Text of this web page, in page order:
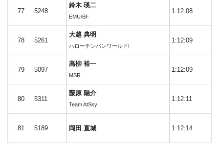
77 5248
鈴木 瑛二
EMU/BF
1:12:08
78 5261
大越 典明
ハローチンパンワールド!
1:12:09
79 5097
高柳 裕一
MSR
1:12:09
80 5311
藤原 陽介
Team AtSky
1:12:11
81 5189 岡田 直城 1:12:14